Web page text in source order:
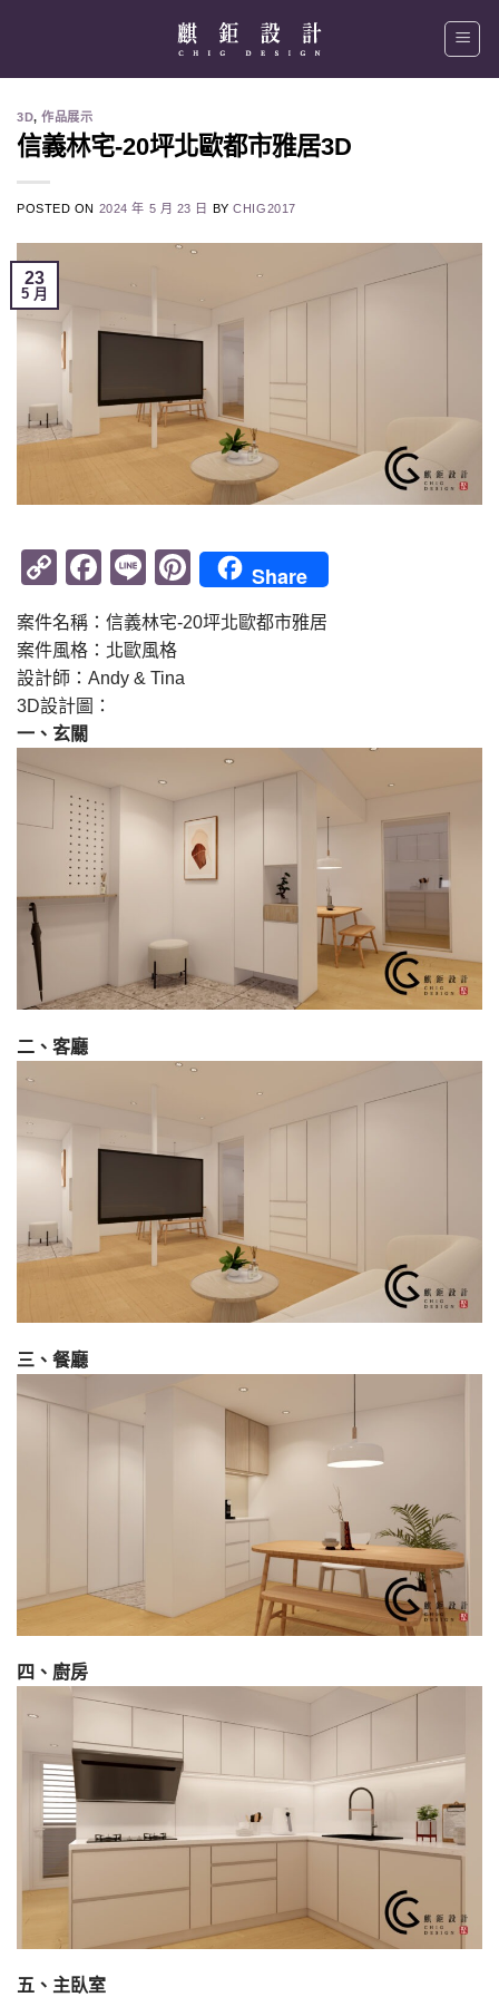
3D,作品展示
信義林宅-20坪北歐都市雅居3D
POSTED ON 2024 年 5 月 23 日 BYCHIG2017
23
5 月
Copy
Link
Facebook
LinePinterest
Share
案件名稱：信義林宅-20坪北歐都市雅居
案件風格：北歐風格
設計師：Andy & Tina
3D設計圖：
一、玄關
二、客廳
三、餐廳
四、廚房
五、主臥室